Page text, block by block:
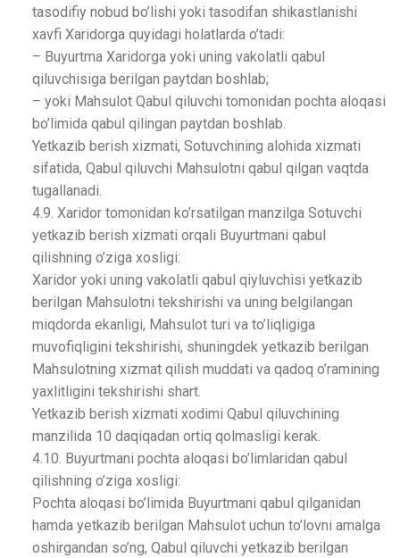
tasodifiy nobud bo’lishi yoki tasodifan shikastlanishi
xavfi Xaridorga quyidagi holatlarda o’tadi:
– Buyurtma Xaridorga yoki uning vakolatli qabul
qiluvchisiga berilgan paytdan boshlab;
– yoki Mahsulot Qabul qiluvchi tomonidan pochta aloqasi
bo’limida qabul qilingan paytdan boshlab.
Yetkazib berish xizmati, Sotuvchining alohida xizmati
sifatida, Qabul qiluvchi Mahsulotni qabul qilgan vaqtda
tugallanadi.
4.9. Xaridor tomonidan ko’rsatilgan manzilga Sotuvchi
yetkazib berish xizmati orqali Buyurtmani qabul
qilishning o’ziga xosligi:
Xaridor yoki uning vakolatli qabul qiyluvchisi yetkazib
berilgan Mahsulotni tekshirishi va uning belgilangan
miqdorda ekanligi, Mahsulot turi va to’liqligiga
muvofiqligini tekshirishi, shuningdek yetkazib berilgan
Mahsulotning xizmat qilish muddati va qadoq o’ramining
yaxlitligini tekshirishi shart.
Yetkazib berish xizmati xodimi Qabul qiluvchining
manzilida 10 daqiqadan ortiq qolmasligi kerak.
4.10. Buyurtmani pochta aloqasi bo’limlaridan qabul
qilishning o’ziga xosligi:
Pochta aloqasi bo’limida Buyurtmani qabul qilganidan
hamda yetkazib berilgan Mahsulot uchun to’lovni amalga
oshirgandan so’ng, Qabul qiluvchi yetkazib berilgan